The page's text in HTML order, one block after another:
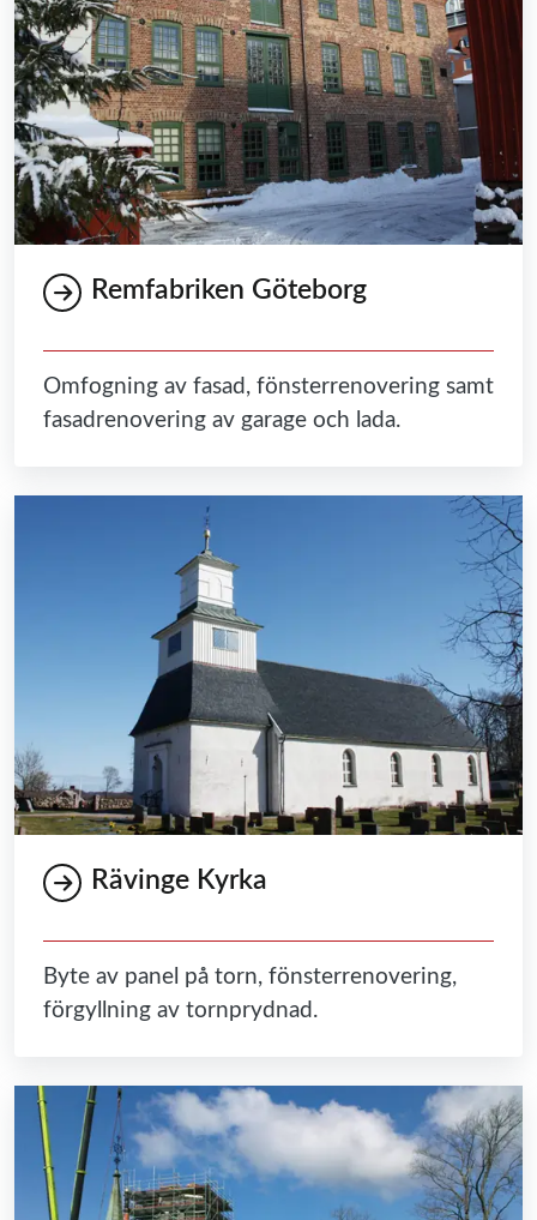
Remfabriken Göteborg
Omfogning av fasad, fönsterrenovering samt
fasadrenovering av garage och lada.
Rävinge Kyrka
Byte av panel på torn, fönsterrenovering,
förgyllning av tornprydnad.